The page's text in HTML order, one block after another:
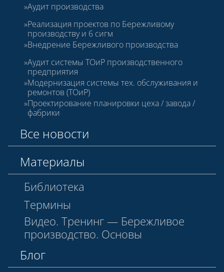
Аудит производства
Реализация проектов по Бережливому
производству и 6 сигм
Внедрение Бережливого производства
Аудит системы ТОиР производственного
предприятия
Модернизация системы тех. обслуживания и
ремонтов (ТОиР)
Проектирование планировки цеха / завода /
фабрики
Все новости
Материалы
Библиотека
Термины
Видео. Тренинг — Бережливое
производство. Основы
Блог